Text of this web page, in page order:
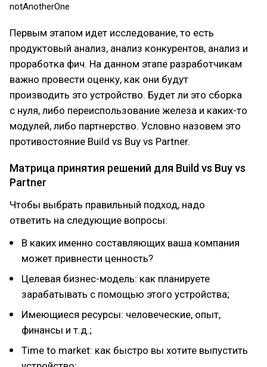
notAnotherOne
Первым этапом идет исследование, то есть
продуктовый анализ, анализ конкурентов, анализ и
проработка фич. На данном этапе разработчикам
важно провести оценку, как они будут
производить это устройство. Будет ли это сборка
с нуля, либо переиспользование железа и каких-то
модулей, либо партнерство. Условно назовем это
противостояние Build vs Buy vs Partner.
Матрица принятия решений для Build vs Buy vs
Partner
Чтобы выбрать правильный подход, надо
ответить на следующие вопросы:
В каких именно составляющих ваша компания
может привнести ценность?
Целевая бизнес-модель: как планируете
зарабатывать с помощью этого устройства;
Имеющиеся ресурсы: человеческие, опыт,
финансы и т.д.;
Time to market: как быстро вы хотите выпустить